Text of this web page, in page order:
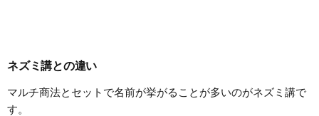
ネズミ講との違い
マルチ商法とセットで名前が挙がることが多いのがネズミ講で
す。